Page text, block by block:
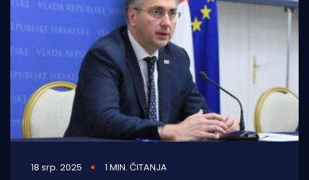
18 srp. 2025 1 MIN. ČITANJA